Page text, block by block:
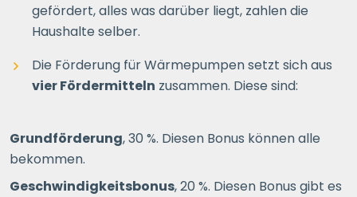
gefördert, alles was darüber liegt, zahlen die
Haushalte selber.
Die Förderung für Wärmepumpen setzt sich aus
vier Fördermitteln zusammen. Diese sind:
Grundförderung, 30 %. Diesen Bonus können alle
bekommen.
Geschwindigkeitsbonus, 20 %. Diesen Bonus gibt es